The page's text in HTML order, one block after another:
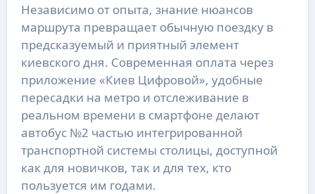
Независимо от опыта, знание нюансов
маршрута превращает обычную поездку в
предсказуемый и приятный элемент
киевского дня. Современная оплата через
приложение «Киев Цифровой», удобные
пересадки на метро и отслеживание в
реальном времени в смартфоне делают
автобус №2 частью интегрированной
транспортной системы столицы, доступной
как для новичков, так и для тех, кто
пользуется им годами.